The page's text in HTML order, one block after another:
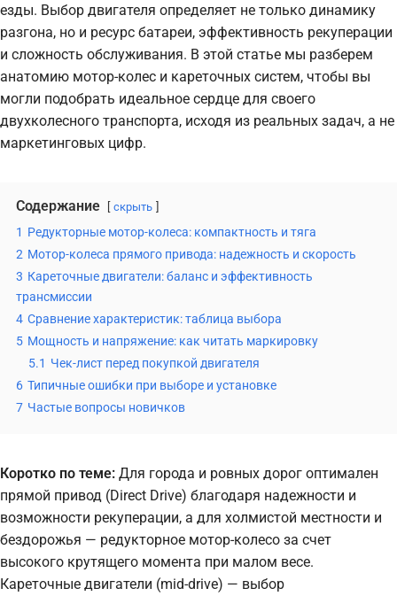
езды. Выбор двигателя определяет не только динамику
разгона, но и ресурс батареи, эффективность рекуперации
и сложность обслуживания. В этой статье мы разберем
анатомию мотор-колес и кареточных систем, чтобы вы
могли подобрать идеальное сердце для своего
двухколесного транспорта, исходя из реальных задач, а не
маркетинговых цифр.
Содержание скрыть
1 Редукторные мотор-колеса: компактность и тяга
2 Мотор-колеса прямого привода: надежность и скорость
3 Кареточные двигатели: баланс и эффективность
трансмиссии
4 Сравнение характеристик: таблица выбора
5 Мощность и напряжение: как читать маркировку
5.1 Чек-лист перед покупкой двигателя
6 Типичные ошибки при выборе и установке
7 Частые вопросы новичков
Коротко по теме: Для города и ровных дорог оптимален
прямой привод (Direct Drive) благодаря надежности и
возможности рекуперации, а для холмистой местности и
бездорожья — редукторное мотор-колесо за счет
высокого крутящего момента при малом весе.
Кареточные двигатели (mid-drive) — выбор